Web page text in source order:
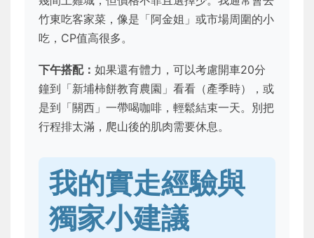
竹東吃客家菜，像是「阿金姐」或市場周圍的小
吃，CP值高很多。
下午搭配： 如果還有體力，可以考慮開車20分
鐘到「新埔柿餅教育農園」看看（產季時），或
是到「關西」一帶喝咖啡，輕鬆結束一天。別把
行程排太滿，爬山後的肌肉需要休息。
我的實走經驗與
獨家小建議